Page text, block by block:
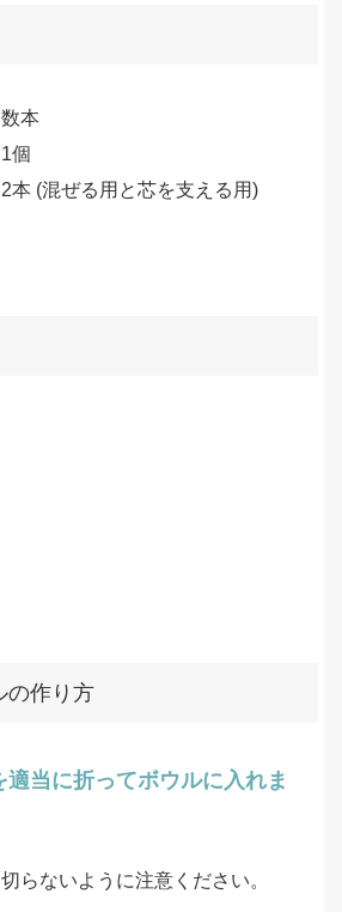
本
る用と芯を支える用)
の作り方
適当に折ってボウルに入れま
らないように注意ください。